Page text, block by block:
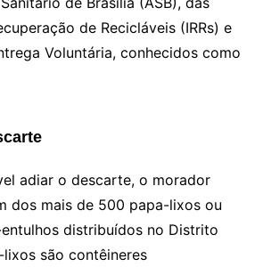
de Recicláveis (IRRs) e
Voluntária, conhecidos como
adiar o descarte, o morador
dos mais de 500 papa-lixos ou
distribuídos no Distrito
lixos são contêineres